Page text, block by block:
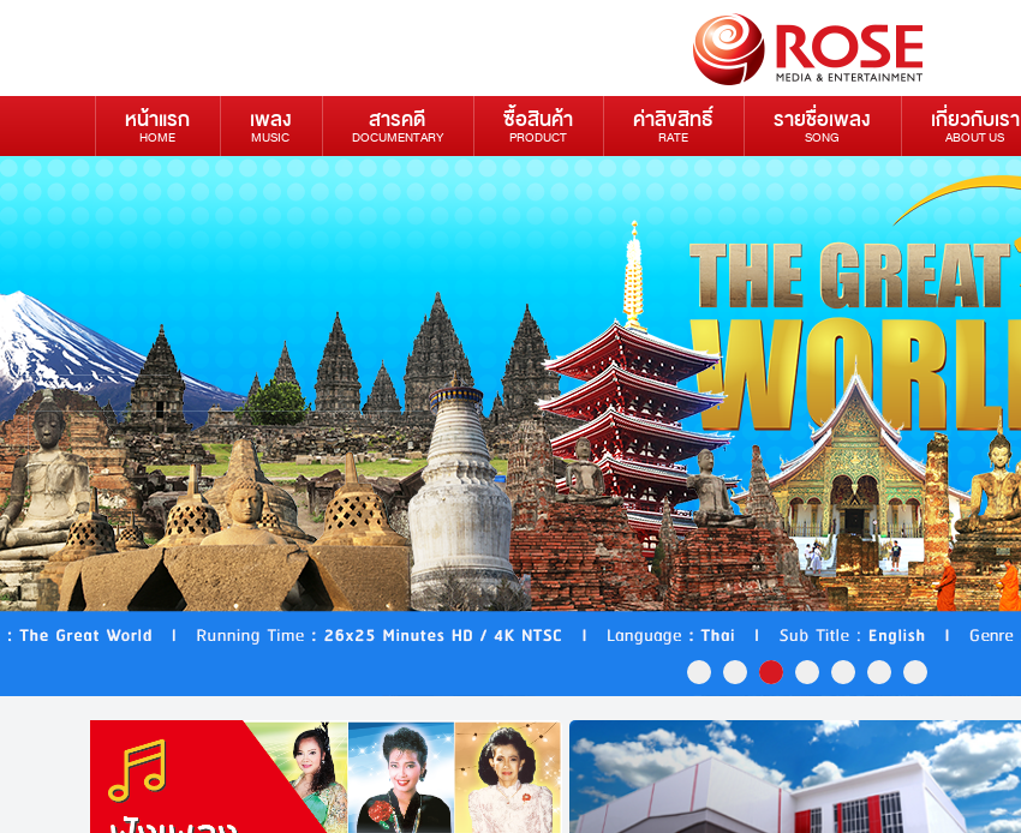
หน้าแรก
HOME
เพลง
MUSIC
สารคดี
DOCUMENTARY
ซื้อสินค้า
PRODUCT
ค่าลิขสิทธิ์
RATE
รายชื่อเพลง
SONG
เกี่ยวกับเรา
ABOUT US